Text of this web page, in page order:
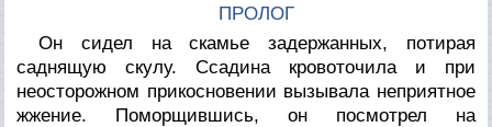
ПРОЛОГ
Он сидел на скамье задержанных, потирая
саднящую скулу. Ссадина кровоточила и при
неосторожном прикосновении вызывала неприятное
жжение. Поморщившись, он посмотрел на